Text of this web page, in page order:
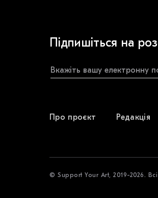
Підпишіться на
Про проєкт Редакція
© Support Your Art, 2019-2026.